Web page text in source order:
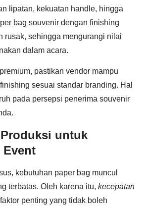
lipatan, kekuatan handle, hingga
bag souvenir dengan finishing
rusak, sehingga mengurangi nilai
dalam acara.
pastikan vendor mampu
sesuai standar branding. Hal
pada persepsi penerima souvenir
untuk
Event
kebutuhan paper bag muncul
terbatas. Oleh karena itu, kecepatan
penting yang tidak boleh